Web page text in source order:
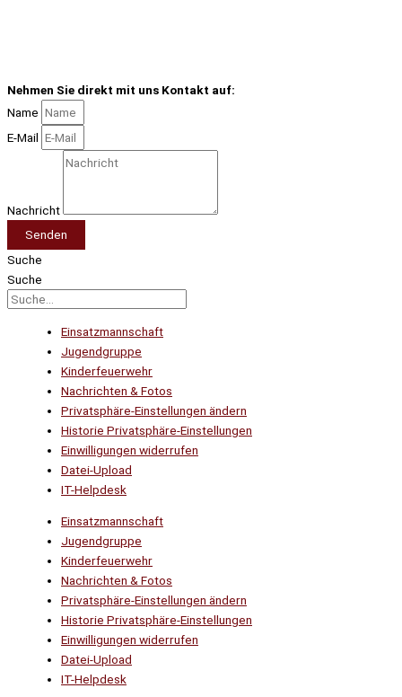
Nehmen Sie direkt mit uns Kontakt auf:
Name
E-Mail
Nachricht
Senden
Suche
Suche
Einsatzmannschaft
Jugendgruppe
Kinderfeuerwehr
Nachrichten & Fotos
Privatsphäre-Einstellungen ändern
Historie Privatsphäre-Einstellungen
Einwilligungen widerrufen
Datei-Upload
IT-Helpdesk
Einsatzmannschaft
Jugendgruppe
Kinderfeuerwehr
Nachrichten & Fotos
Privatsphäre-Einstellungen ändern
Historie Privatsphäre-Einstellungen
Einwilligungen widerrufen
Datei-Upload
IT-Helpdesk